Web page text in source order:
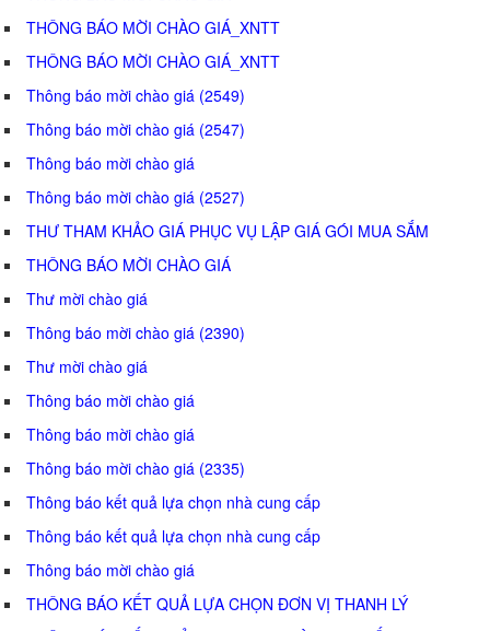
THÔNG BÁO MỜI CHÀO GIÁ_XNTT
THÔNG BÁO MỜI CHÀO GIÁ_XNTT
Thông báo mời chào giá (2549)
Thông báo mời chào giá (2547)
Thông báo mời chào giá
Thông báo mời chào giá (2527)
THƯ THAM KHẢO GIÁ PHỤC VỤ LẬP GIÁ GÓI MUA SẮM
THÔNG BÁO MỜI CHÀO GIÁ
Thư mời chào giá
Thông báo mời chào giá (2390)
Thư mời chào giá
Thông báo mời chào giá
Thông báo mời chào giá
Thông báo mời chào giá (2335)
Thông báo kết quả lựa chọn nhà cung cấp
Thông báo kết quả lựa chọn nhà cung cấp
Thông báo mời chào giá
THÔNG BÁO KẾT QUẢ LỰA CHỌN ĐƠN VỊ THANH LÝ